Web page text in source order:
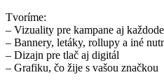
Tvoríme:
– Vizuality pre kampane aj
– Bannery, letáky, rollupy a iné
– Dizajn pre tlač aj digitál
– Grafiku, čo žije s vašou značkou